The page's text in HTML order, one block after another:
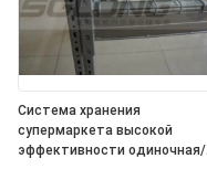
Система хранения
супермаркета высокой
эффективности одиночная/